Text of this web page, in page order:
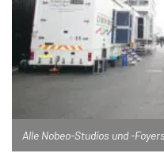
Alle Nobeo-Studios und -